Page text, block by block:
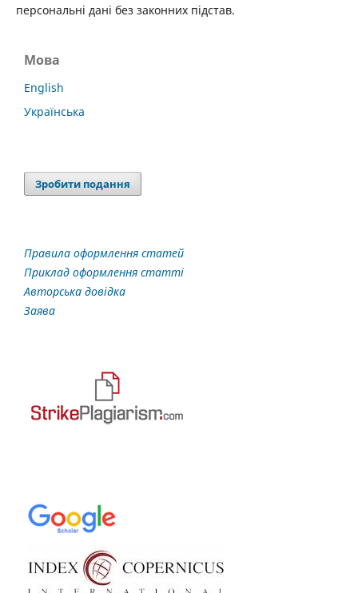
персональні дані без законних підстав.
Мова
English
Українська
Зробити подання
Правила оформлення статей
Приклад оформлення статті
Авторська довідка
Заява